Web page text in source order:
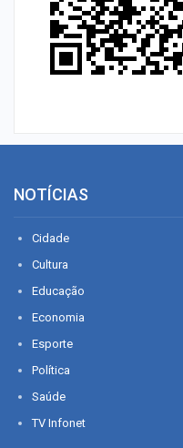
NOTÍCIAS
Cidade
Cultura
Educação
Economia
Esporte
Política
Saúde
TV Infonet